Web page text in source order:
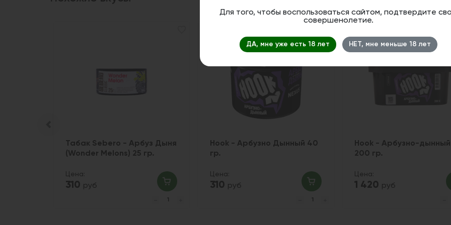
Табак Sebero - Арбуз Дыня
(Wonder Melons) 25 гр.
Цена:
310 руб
Hook - Арбузно Дынный 40
гр.
Цена:
310 руб
Hook - Арбузно-дынный
200 гр.
Цена:
1 420 руб
Для того, чтобы воспользоваться сайтом, подтвердите
совершенолетие.
ДА, мне уже есть 18 лет НЕТ, мне меньше 18 лет